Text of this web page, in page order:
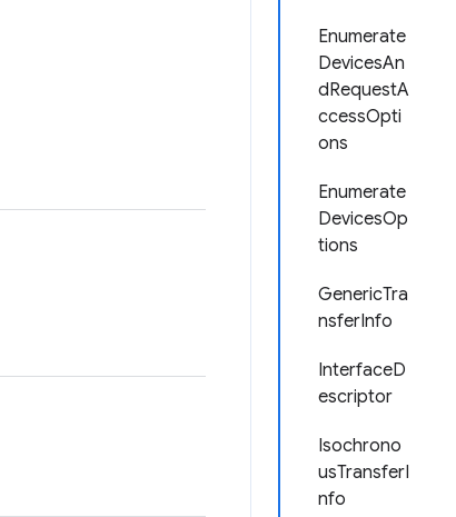
Enumerate
DevicesAn
dRequestA
ccessOpti
ons
Enumerate
DevicesOp
tions
GenericTra
nsferInfo
InterfaceD
escriptor
Isochrono
usTransferI
nfo